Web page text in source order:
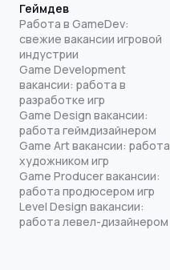
Геймдев
Работа в GameDev:
свежие вакансии игровой
индустрии
Game Development
вакансии: работа в
разработке игр
Game Design вакансии:
работа геймдизайнером
Game Art вакансии: работа
художником игр
Game Producer вакансии:
работа продюсером игр
Level Design вакансии:
работа левел-дизайнером